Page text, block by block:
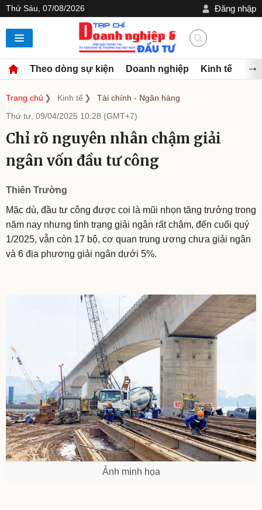
Thứ Sáu, 07/08/2026 Đăng nhập
Theo dòng sự kiện Doanh nghiệp Kinh tế
Trang chủ Kinh tế
Tài chính - Ngân hàng
Thứ tư, 09/04/2025 10:28 (GMT+7)
Chỉ rõ nguyên nhân chậm giải
ngân vốn đầu tư công
Thiên Trường
Mặc dù, đầu tư công được coi là mũi nhọn tăng trưởng trong
năm nay nhưng tình trạng giải ngân rất chậm, đến cuối quý
1/2025, vẫn còn 17 bộ, cơ quan trung ương chưa giải ngân
và 6 địa phương giải ngân dưới 5%.
Ảnh minh họa